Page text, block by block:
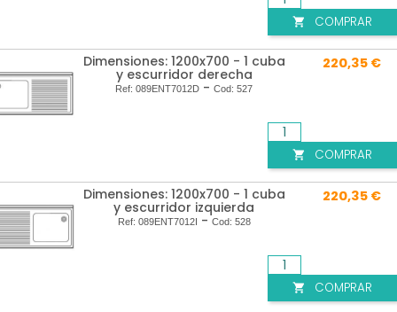
 COMPRAR
Dimensiones: 1200x700 - 1 cuba
y escurridor derecha
Ref: 089ENT7012D - Cod: 527
220,35 €
 COMPRAR
Dimensiones: 1200x700 - 1 cuba
y escurridor izquierda
Ref: 089ENT7012I -Cod: 528
220,35 €
 COMPRAR